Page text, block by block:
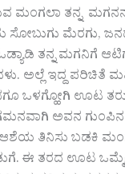
ಮಂಗಲಾ ತನ್ನ
ಮೆರಗು,
ತನ್ನ ಮಗನಿಗೆ
ಅಲ್ಲೆ ಇದ್ದ ಪರಿಚಿತೆ
ಒಳಗ್ಹೋಗಿ ಊಟ
ಅವನ
ತಿನಿಸು ಬಡಕಿ
ಈ ತರದ ಊಟ